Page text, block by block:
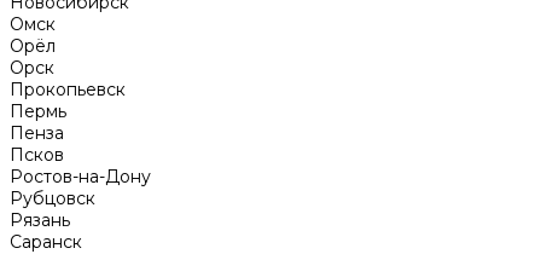
Омск
Орёл
Орск
Прокопьевск
Пермь
Пенза
Псков
Ростов-на-Дону
Рубцовск
Рязань
Саранск